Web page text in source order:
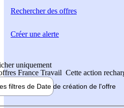
Rechercherdes offres
uniquement
France Travail Cette action
filtres de Date de création de l'offre
Créer une alerte